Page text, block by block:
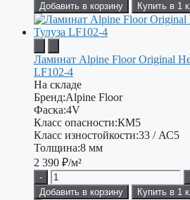
Добавить в корзину
Купить в 1
Ламинат Alpine Floor Original
LF102-4
На складе
Бренд:Alpine Floor
Фаска:4V
Класс опасности:КМ5
Класс изностойкости:33 / АС5
Толщина:8 мм
2 390 ₽/м²
-
Добавить в корзину
Купить в 1